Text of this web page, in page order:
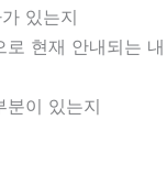
있는지
현재 안내되는 내
분이 있는지